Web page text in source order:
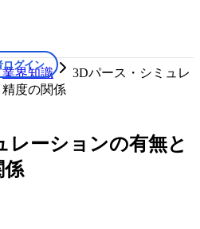
ログイン
業界知識
3Dパース・シミュレ
度の関係
レーションの有無と
係